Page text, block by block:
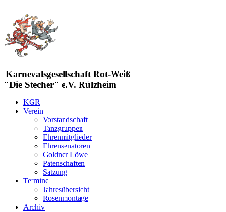
Karnevalsgesellschaft Rot-Weiß
"Die Stecher" e.V. Rülzheim
KGR
Verein
Vorstandschaft
Tanzgruppen
Ehrenmitglieder
Ehrensenatoren
Goldner Löwe
Patenschaften
Satzung
Termine
Jahresübersicht
Rosenmontage
Archiv